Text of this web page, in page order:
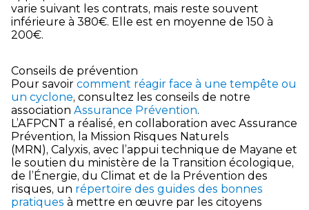
varie suivant les contrats, mais reste souvent
inférieure à 380€. Elle est en moyenne de 150 à
200€.
Conseils de prévention
Pour savoir comment réagir face à une tempête ou
un cyclone, consultez les conseils de notre
association Assurance Prévention.
L’AFPCNT a réalisé, en collaboration avec Assurance
Prévention, la Mission Risques Naturels
(MRN), Calyxis, avec l’appui technique de Mayane et
le soutien du ministère de la Transition écologique,
de l’Énergie, du Climat et de la Prévention des
risques, un répertoire des guides des bonnes
pratiques à mettre en œuvre par les citoyens